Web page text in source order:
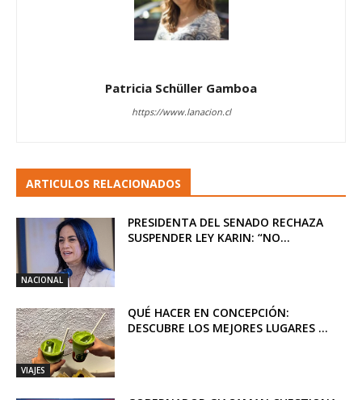
Patricia Schüller Gamboa
https://www.lanacion.cl
ARTICULOS RELACIONADOS
NACIONAL
PRESIDENTA DEL SENADO RECHAZA
SUSPENDER LEY KARIN: “NO...
VIAJES
QUÉ HACER EN CONCEPCIÓN:
DESCUBRE LOS MEJORES LUGARES ...